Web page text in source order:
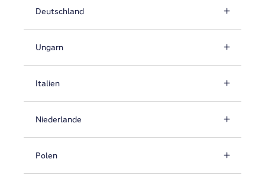
Deutschland
Ungarn
Italien
Niederlande
Polen